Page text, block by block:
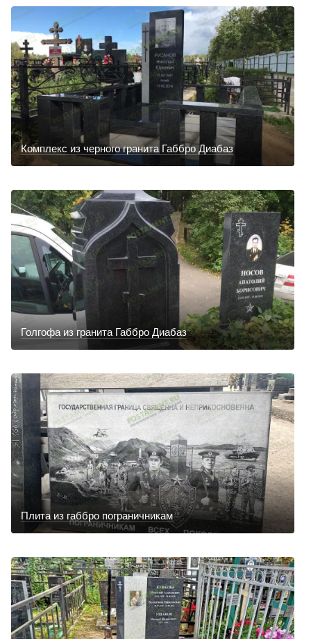
Комплекс из черного гранита Габбро Диабаз
Голгофа из гранита Габбро Диабаз
Плита из габбро пограничникам